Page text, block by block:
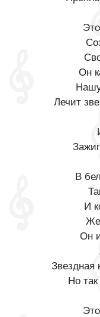
Он
Лечит
В
И
Он
Звездная
Но